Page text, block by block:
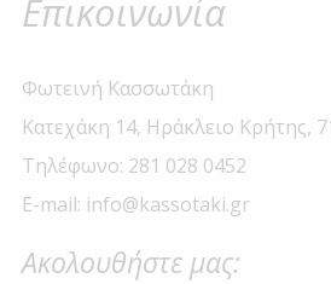
Επικοινωνία
Φωτεινή Κασσωτάκη
Κατεχάκη 14, Ηράκλειο Κρήτης,
Τηλέφωνο: 281 028 0452
E-mail: info@kassotaki.gr
Ακολουθήστε μας: